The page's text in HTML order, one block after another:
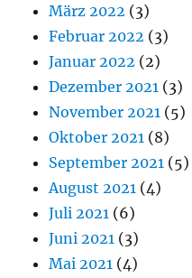
März 2022 (3)
Februar 2022 (3)
Januar 2022 (2)
Dezember 2021 (3)
November 2021 (5)
Oktober 2021 (8)
September 2021 (5)
August 2021 (4)
Juli 2021 (6)
Juni 2021 (3)
Mai 2021 (4)